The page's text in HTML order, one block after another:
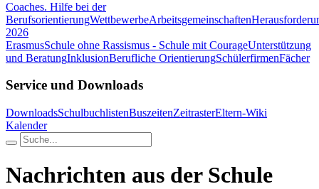
Coaches. Hilfe bei der
BerufsorientierungWettbewerbeArbeitsgemeinschaften
2026
ErasmusSchule ohne Rassismus - Schule mit CourageUnterstützung
und BeratungInklusionBerufliche OrientierungSchülerfirmenFächer
Service und Downloads
DownloadsSchulbuchlistenBuszeitenZeitrasterEltern-Wiki
Kalender
Nachrichten aus der Schule